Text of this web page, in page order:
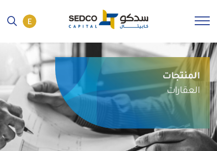
المنتجات
العقارات